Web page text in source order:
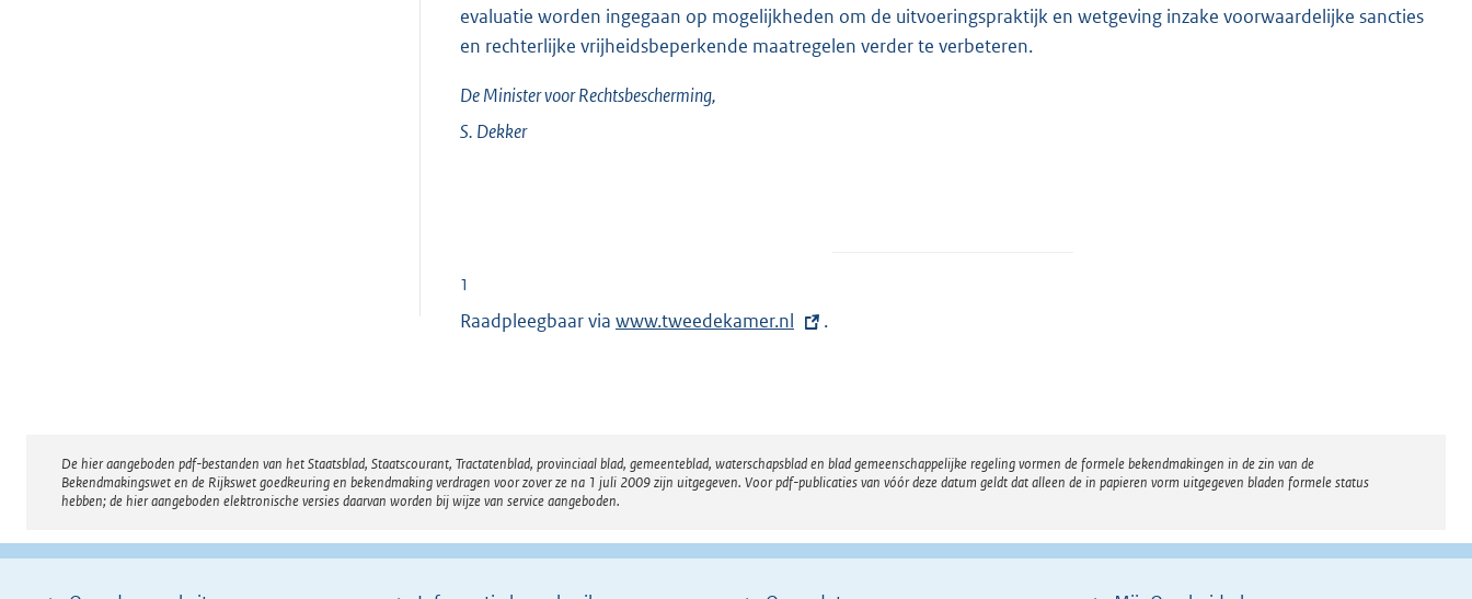
evaluatie worden ingegaan op mogelijkheden om de uitvoeringspraktijk en wetgeving inzake voorwaardelijke sancties
en rechterlijke vrijheidsbeperkende maatregelen verder te verbeteren.
De Minister voor Rechtsbescherming,
S. Dekker
1
Raadpleegbaar via E
n
e
i
www.tweedekamer.nl .
Disclaimer
De hier aangeboden pdf-bestanden van het Staatsblad, Staatscourant, Tractatenblad, provinciaal blad, gemeenteblad, waterschapsblad en blad gemeenschappelijke regeling vormen de formele bekendmakingen in de zin van de
Bekendmakingswet en de Rijkswet goedkeuring en bekendmaking verdragen voor zover ze na 1 juli 2009 zijn uitgegeven. Voor pdf-publicaties van vóór deze datum geldt dat alleen de in papieren vorm uitgegeven bladen formele status
hebben; de hier aangeboden elektronische versies daarvan worden bij wijze van service aangeboden.